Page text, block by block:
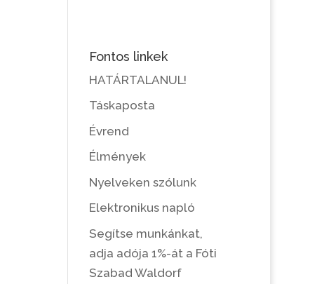
Fontos linkek
HATÁRTALANUL!
Táskaposta
Évrend
Élmények
Nyelveken szólunk
Elektronikus napló
Segítse munkánkat,
adja adója 1%-át a Fóti
Szabad Waldorf